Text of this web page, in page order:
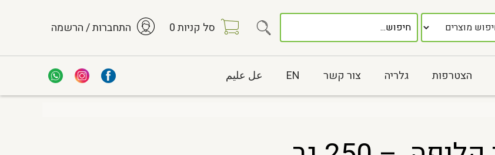
סל קניות0 התחברות / הרשמה
הצטרפות גלריה צור קשר EN عل عليم